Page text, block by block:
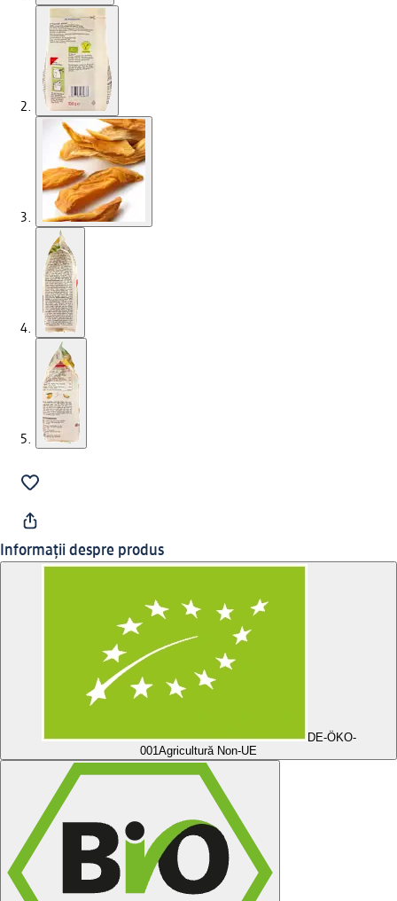
Informații despre produs
DE-ÖKO-
001Agricultură Non-UE